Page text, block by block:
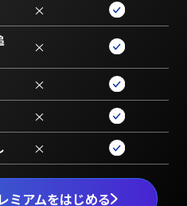
ミアムをはじめる
×
×
×
×
×